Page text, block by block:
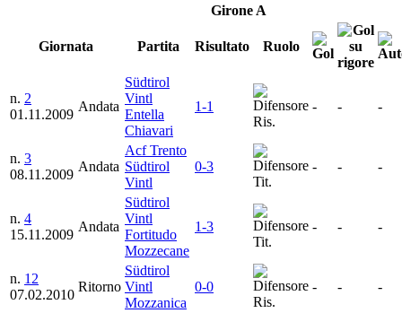
Girone A
Giornata Partita Risultato Ruolo
n. 2
01.11.2009
Andata
Südtirol
Vintl
Entella
Chiavari
1-1
Ris.
- - -
n. 3
08.11.2009
Andata
Acf Trento
Südtirol
Vintl
0-3
Tit.
- - -
n. 4
15.11.2009
Andata
Südtirol
Vintl
Fortitudo
Mozzecane
1-3
Tit.
- - -
n. 12
07.02.2010
Ritorno
Südtirol
Vintl
Mozzanica
0-0
Ris.
- - -